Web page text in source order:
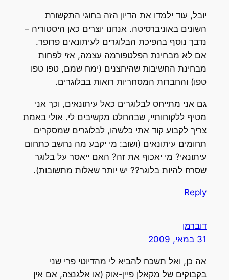
יובל, עוד ילמדו את הדיון הזה בחוגי התקשורת
השונים באוניברסיטה. אנחנו יוצרים כאן היסטוריה –
נדבך נוסף בהפיכת הבלוגרים לעיתונאים פרופר.
אם לא מבחינת הפלטפורמה עצמה, אזי לפחות
מבחינת החשיבות שהיחצנים (ימח שמם, טפו טפו
טפו) והחברות המסחריות רואות בבלוגרים.
גם אני מתייחס לבלוגרים כאל עיתונאים, וכך אני
מטיף ללקוחותיי, שבהחלט מקשיבים לי. אולי באמת
צריך לקבוע קוד אתי כלשהו, לבלוגרים שמסקרים
תחומים עיתונאים (ושוב: מי יקבע מה נחשב כתחום
עיתונאי? מי יאכוף את זה? האם ייאסר על בלוגר
שסרח להיות בלוגר?? יש יותר שאלות מתשובות).
Reply
דוברמן
אה כן, ואל תשכח להביא לי מהדיוטי פרי שני
בקבוקים של מקאלן פיין-אוק (או אלגנצה, אם אין